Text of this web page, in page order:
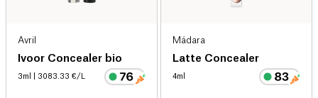
Avril
Ivoor Concealer bio
3ml | 3083.33 €/L
Mádara
Latte Concealer
4ml